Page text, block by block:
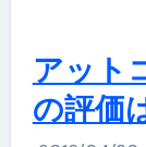
アット
の評価